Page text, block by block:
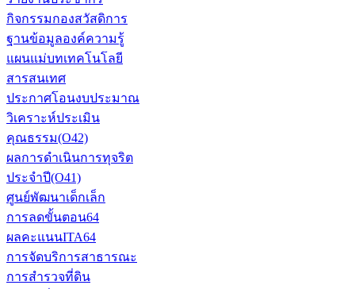
กิจกรรมกองสวัสดิการ
ฐานข้อมูลองค์ความรู้
แผนแม่บทเทคโนโลยี
สารสนเทศ
ประกาศโอนงบประมาณ
วิเคราะห์ประเมิน
คุณธรรม(O42)
ผลการดำเนินการทุจริต
ประจำปี(O41)
ศูนย์พัฒนาเด็กเล็ก
การลดขั้นตอน64
ผลคะแนนITA64
การจัดบริการสาธารณะ
การสำรวจที่ดิน